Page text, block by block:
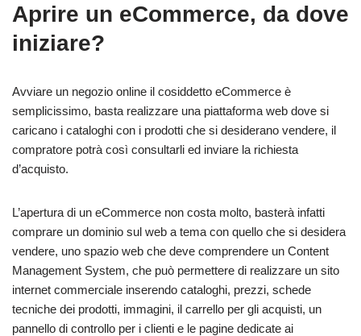
Aprire un eCommerce, da dove
iniziare?
Avviare un negozio online il cosiddetto eCommerce è
semplicissimo, basta realizzare una piattaforma web dove si
caricano i cataloghi con i prodotti che si desiderano vendere, il
compratore potrà così consultarli ed inviare la richiesta
d’acquisto.
L’apertura di un eCommerce non costa molto, basterà infatti
comprare un dominio sul web a tema con quello che si desidera
vendere, uno spazio web che deve comprendere un Content
Management System, che può permettere di realizzare un sito
internet commerciale inserendo cataloghi, prezzi, schede
tecniche dei prodotti, immagini, il carrello per gli acquisti, un
pannello di controllo per i clienti e le pagine dedicate ai